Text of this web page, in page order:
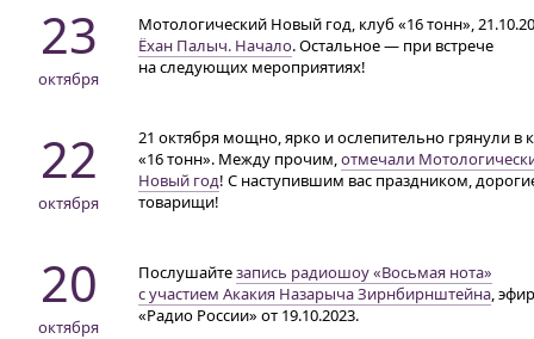
23
октября
Мотологический Новый год, клуб «16 тонн»,
Ёхан Палыч. Начало. Остальное — при встрече
на следующих мероприятиях!
22
октября
21 октября мощно, ярко и ослепительно грянули в
«16 тонн». Между прочим,отмечали
Новый год! С наступившим вас праздником,
товарищи!
20
октября
Послушайтезапись радиошоу «Восьмая нота»
с участием Акакия Назарыча Зирнбирнштейна, эфир
«Радио России» от 19.10.2023.